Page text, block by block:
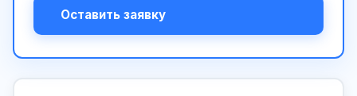
Оставить заявку